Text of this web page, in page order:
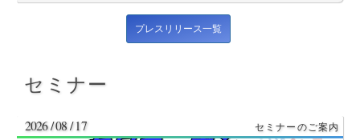
プレスリリース一覧
セミナー
2026 / 08 / 17